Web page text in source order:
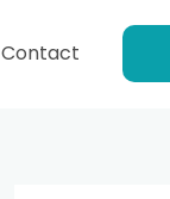
Contact